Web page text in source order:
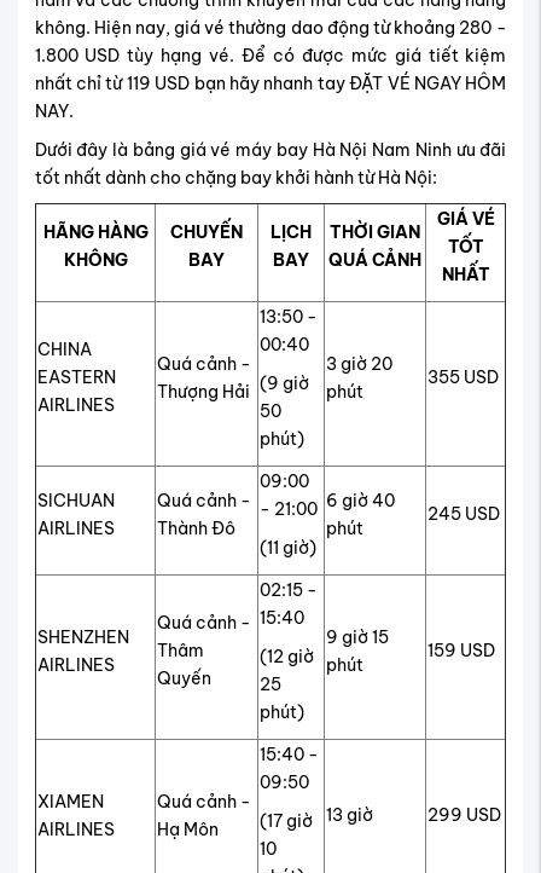
không. Hiện nay, giá vé thường dao động từ khoảng 280 -
1.800 USD tùy hạng vé. Để có được mức giá tiết kiệm
nhất chỉ từ 119 USD bạn hãy nhanh tay ĐẶT VÉ NGAY HÔM
NAY.
Dưới đây là bảng giá vé máy bay Hà Nội Nam Ninh ưu đãi
tốt nhất dành cho chặng bay khởi hành từ Hà Nội:
HÃNG HÀNG
KHÔNG
CHUYẾN
BAY
LỊCH
BAY
THỜI GIAN
QUÁ CẢNH
GIÁ VÉ
TỐT
NHẤT
CHINA
EASTERN
AIRLINES
Quá cảnh -
Thượng Hải
13:50 -
00:40
(9 giờ
50
phút)
3 giờ 20
phút
355 USD
SICHUAN
AIRLINES
Quá cảnh -
Thành Đô
09:00
- 21:00
(11 giờ)
6 giờ 40
phút
245 USD
SHENZHEN
AIRLINES
Quá cảnh -
Thâm
Quyến
02:15 -
15:40
(12 giờ
25
phút)
9 giờ 15
phút
159 USD
XIAMEN
AIRLINES
Quá cảnh -
Hạ Môn
15:40 -
09:50
(17 giờ
10
13 giờ 299 USD